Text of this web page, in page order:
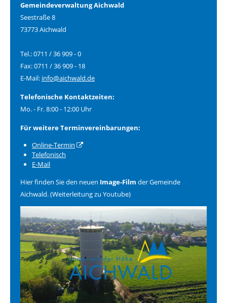
Gemeindeverwaltung Aichwald
Seestraße 8
73773 Aichwald
Tel.: 0711 / 36 909 - 0
Fax: 0711 / 36 909 - 18
E-Mail: info@aichwald.de
Telefonische Kontaktzeiten:
Mo. - Fr. 8:00 - 12:00 Uhr
Für weitere Terminvereinbarungen:
Online-Termin
Telefonisch
E-Mail
Hier finden Sie den neuen Image-Film der Gemeinde
Aichwald. (Weiterleitung zu Youtube)